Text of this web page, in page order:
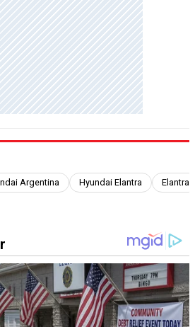
Argentina Hyundai Elantra Elantra